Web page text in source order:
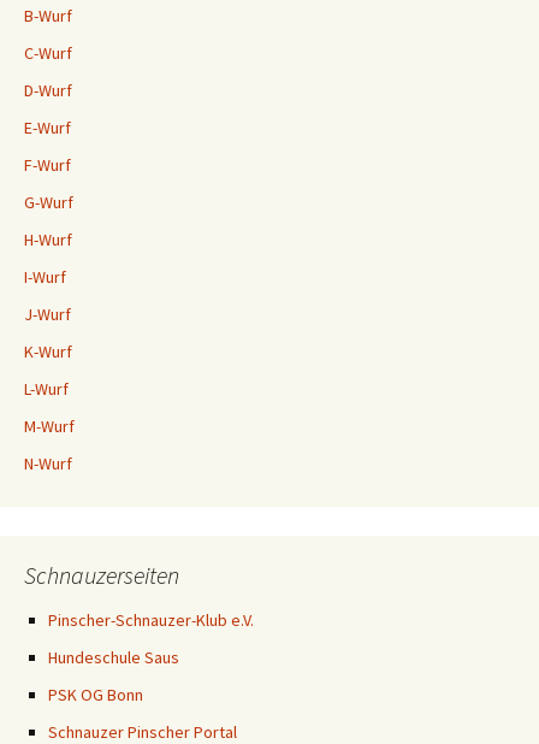
B-Wurf
C-Wurf
D-Wurf
E-Wurf
F-Wurf
G-Wurf
H-Wurf
I-Wurf
J-Wurf
K-Wurf
L-Wurf
M-Wurf
N-Wurf
Schnauzerseiten
Pinscher-Schnauzer-Klub e.V.
Hundeschule Saus
PSK OG Bonn
Schnauzer Pinscher Portal